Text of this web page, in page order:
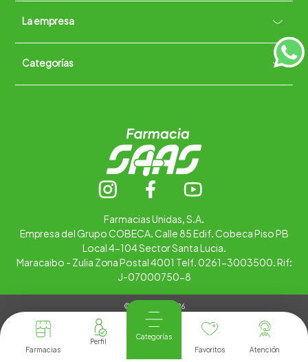
Farmacias
Categorías
Favoritos
Atención
Contacto vía WhatsApp
Términos y condiciones
La empresa +
Quiénes somos
Trabaja con nosotros
Categorías +
Farmacias Unidas, S.A.
Empresa del Grupo COBECA. Calle 85 Edif. Cobeca Piso PB
Local 4-104 Sector Santa Lucia.
Maracaibo - Zulia Zona Postal 4001 Telf. 0261-3003500. Rif:
J-07000750-8
© Copyright 2026
Tienda Virtual desarrollada por
Tecnología